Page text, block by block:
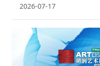
2026-07-17